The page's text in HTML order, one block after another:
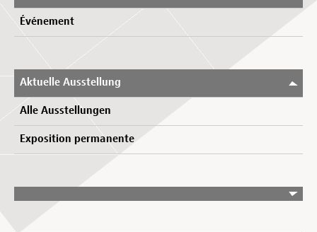
Événement
Aktuelle Ausstellung
Alle Ausstellungen
Exposition permanente